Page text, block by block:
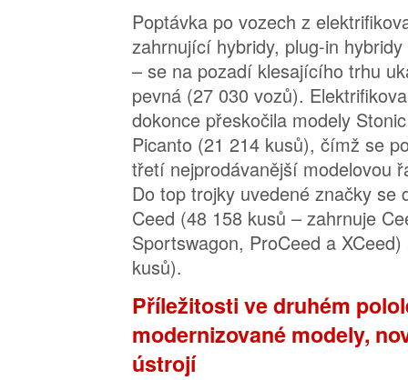
Poptávka po vozech z
zahrnující hybridy, plug-in
– se na pozadí klesajícího trhu
pevná (27 030 vozů).
dokonce přeskočila modely
Picanto (21 214 kusů), čímž se
třetí nejprodávanější modelovou
Do top trojky uvedené značky se
Ceed (48 158 kusů – zahrnuje
Sportswagon, ProCeed a
kusů).
Příležitosti ve druhém
modernizované modely,
ústrojí